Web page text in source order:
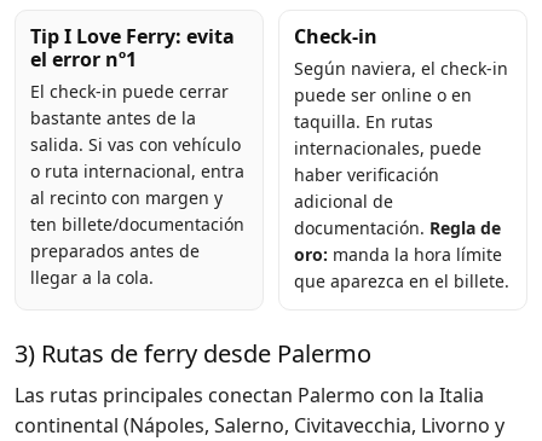
Tip I Love Ferry: evita
el error nº1
El check-in puede cerrar
bastante antes de la
salida. Si vas con vehículo
o ruta internacional, entra
al recinto con margen y
ten billete/documentación
preparados antes de
llegar a la cola.
Check-in
Según naviera, el check-in
puede ser online o en
taquilla. En rutas
internacionales, puede
haber verificación
adicional de
documentación. Regla de
oro: manda la hora límite
que aparezca en el billete.
3) Rutas de ferry desde Palermo
Las rutas principales conectan Palermo con la Italia
continental (Nápoles, Salerno, Civitavecchia, Livorno y